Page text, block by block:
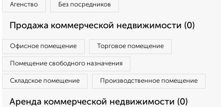
Агенство Без посредников
Продажа коммерческой недвижимости (0)
Офисное помещение Торговое помещение
Помещение свободного назначения
Складское помещение Производственное помещение
Аренда коммерческой недвижимости (0)